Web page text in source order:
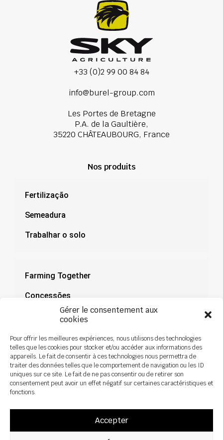
Gérer le consentement aux
cookies
Pour offrir les meilleures expériences, nous utilisons des technologies
telles que les cookies pour stocker et/ou accéder aux informations des
appareils. Le fait de consentir à ces technologies nous permettra de
traiter des données telles que le comportement de navigation ou les ID
uniques sur ce site. Le fait de ne pas consentir ou de retirer son
consentement peut avoir un effet négatif sur certaines caractéristiques et
fonctions.
Accepter
+33 (0)2 99 00 84 84
info@burel-group.com
Les Portes de Bretagne
P.A. de la Gaultière,
35220 CHÂTEAUBOURG, France
Nos produits
Fertilização
Semeadura
Trabalhar o solo
Farming Together
Concessões
Documentação
Notícias